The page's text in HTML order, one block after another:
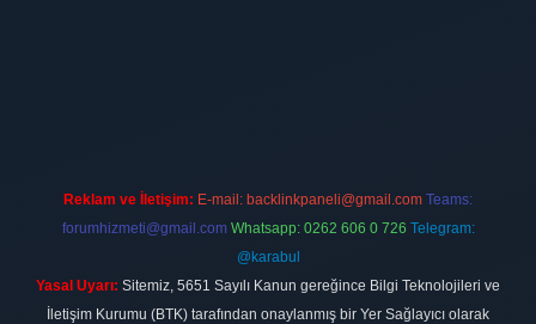
Reklam ve İletişim: E-mail: backlinkpaneli@gmail.com Teams:
forumhizmeti@gmail.com Whatsapp: 0262 606 0 726 Telegram:
@karabul
Yasal Uyarı: Sitemiz, 5651 Sayılı Kanun gereğince Bilgi Teknolojileri ve
İletişim Kurumu (BTK) tarafından onaylanmış bir Yer Sağlayıcı olarak